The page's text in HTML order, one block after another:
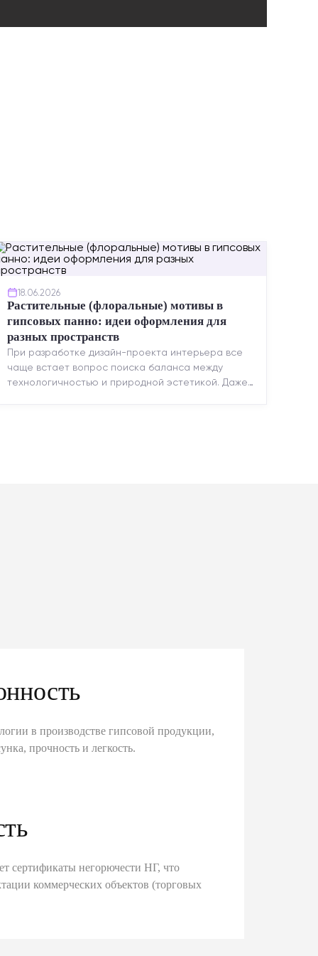
18.06.2026
Растительные (флоральные) мотивы в
гипсовых панно: идеи оформления для
разных пространств
При разработке дизайн-проекта интерьера все
чаще встает вопрос поиска баланса между
технологичностью и природной эстетикой. Даже
в производстве гипсовой продукции,
прочность и легкость.
сертификаты негорючести НГ, что
коммерческих объектов (торговых